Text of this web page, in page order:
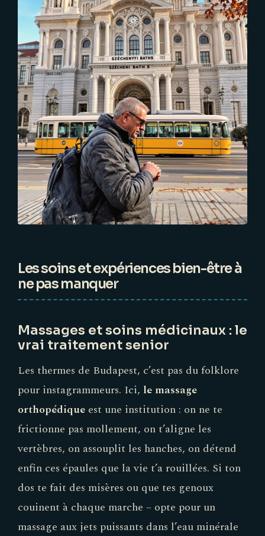
Les soins et expériences bien-être à
ne pas manquer
Massages et soins médicinaux : le
vrai traitement senior
Les thermes de Budapest, c’est pas du folklore
pour instagrammeurs. Ici, le massage
orthopédique est une institution : on ne te
frictionne pas mollement, on t’aligne les
vertèbres, on assouplit les hanches, on détend
enfin ces épaules que la vie t’a rouillées. Si ton
dos te fait des misères ou que tes genoux
couinent à chaque marche – opte pour un
massage aux jets puissants dans l’eau minérale